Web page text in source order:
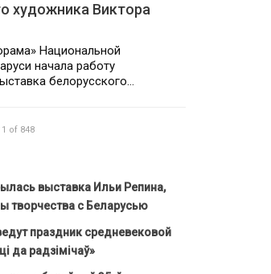
художника Виктора
Национальной
начала работу
белорусского…
1 of 848
выставка Ильи Репина,
творчества с Беларусью
праздник средневековой
да радзімічаў»